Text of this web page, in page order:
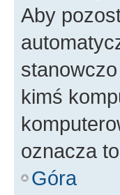
Aby
kimś
oznacza
Góra